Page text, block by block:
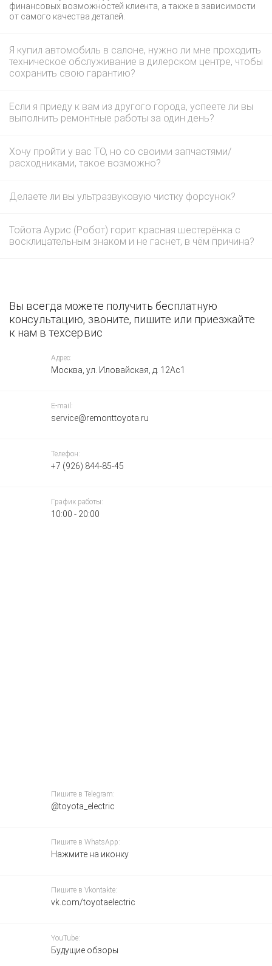
финансовых возможностей клиента, а также в зависимости
от самого качества деталей.
Я купил автомобиль в салоне, нужно ли мне проходить
техническое обслуживание в дилерском центре, чтобы
сохранить свою гарантию?
Если я приеду к вам из другого города, успеете ли вы
выполнить ремонтные работы за один день?
Хочу пройти у вас ТО, но со своими запчастями/
расходниками, такое возможно?
Делаете ли вы ультразвуковую чистку форсунок?
Тойота Аурис (Робот) горит красная шестерёнка с
восклицательным знаком и не гаснет, в чём причина?
Вы всегда можете получить бесплатную
консультацию, звоните, пишите или приезжайте
к нам в техсервис
Адрес:
Москва, ул. Иловайская, д. 12Ас1
E-mail:
service@remonttoyota.ru
Телефон:
+7 (926) 844-85-45
График работы:
10:00 - 20:00
Пишите в Telegram:
@toyota_electric
Пишите в WhatsApp:
Нажмите на иконку
Пишите в Vkontakte:
vk.com/toyotaelectric
YouTube:
Будущие обзоры